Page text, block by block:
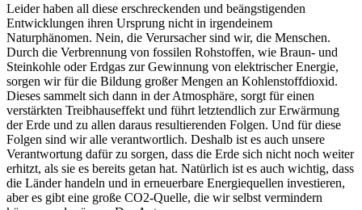
Leider haben all diese erschreckenden und beängstigenden
Entwicklungen ihren Ursprung nicht in irgendeinem
Naturphänomen. Nein, die Verursacher sind wir, die Menschen.
Durch die Verbrennung von fossilen Rohstoffen, wie Braun- und
Steinkohle oder Erdgas zur Gewinnung von elektrischer Energie,
sorgen wir für die Bildung großer Mengen an Kohlenstoffdioxid.
Dieses sammelt sich dann in der Atmosphäre, sorgt für einen
verstärkten Treibhauseffekt und führt letztendlich zur Erwärmung
der Erde und zu allen daraus resultierenden Folgen. Und für diese
Folgen sind wir alle verantwortlich. Deshalb ist es auch unsere
Verantwortung dafür zu sorgen, dass die Erde sich nicht noch weiter
erhitzt, als sie es bereits getan hat. Natürlich ist es auch wichtig, dass
die Länder handeln und in erneuerbare Energiequellen investieren,
aber es gibt eine große CO2-Quelle, die wir selbst vermindern